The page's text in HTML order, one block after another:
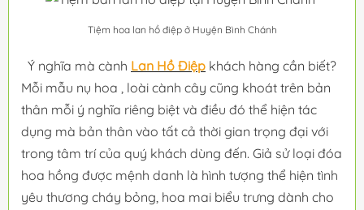
Tiệm hoa lan hồ điệp ở Huyện Bình Chánh
Ý nghĩa mà cành Lan Hồ Điệp khách hàng cần biết?
Mỗi mẫu nụ hoa , loài cành cây cũng khoát trên bản
thân mỗi ý nghĩa riêng biệt và điều đó thể hiện tác
dụng mà bản thân vào tất cả thời gian trọng đại với
trong tâm trí của quý khách dùng đến. Giả sử loại đóa
hoa hồng được mệnh danh là hình tượng thể hiện tình
yêu thương cháy bỏng, hoa mai biểu trưng dành cho